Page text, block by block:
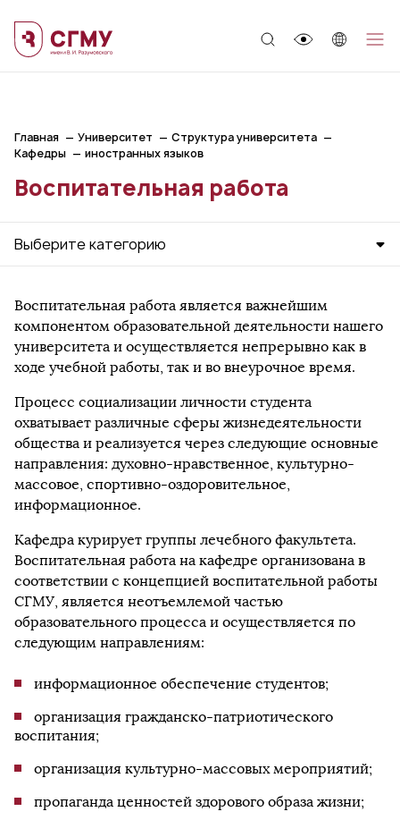
Главная Университет
Структура университета
Кафедры
иностранных языков
Воспитательная работа
Выберите категорию
Воспитательная работа является важнейшим
компонентом образовательной деятельности нашего
университета и осуществляется непрерывно как в
ходе учебной работы, так и во внеурочное время.
Процесс социализации личности студента
охватывает различные сферы жизнедеятельности
общества и реализуется через следующие основные
направления: духовно-нравственное, культурно-
массовое, спортивно-оздоровительное,
информационное.
Кафедра курирует группы лечебного факультета.
Воспитательная работа на кафедре организована в
соответствии с концепцией воспитательной работы
СГМУ, является неотъемлемой частью
образовательного процесса и осуществляется по
следующим направлениям:
информационное обеспечение студентов;
организация гражданско-патриотического
воспитания;
организация культурно-массовых мероприятий;
пропаганда ценностей здорового образа жизни;